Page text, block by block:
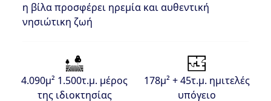
η βίλα προσφέρει ηρεμία και αυθεντική
νησιώτικη ζωή
4.090μ² 1.500τ.μ. μέρος
της ιδιοκτησίας
178μ² + 45τ.μ. ημιτελές
υπόγειο